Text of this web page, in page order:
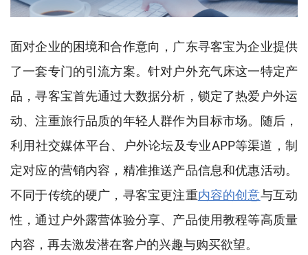
面对企业的困境和合作意向，广东寻客宝为企业提供
了一套专门的引流方案。 针对户外充气床这一特定产
品，寻客宝首先通过大数据分析，锁定了热爱户外运
动、注重旅行品质的年轻人群作为目标市场。随后，
利用社交媒体平台、户外论坛及专业APP等渠道，制
定对应的营销内容，精准推送产品信息和优惠活动。
不同于传统的硬广，寻客宝更注重内容的创意与互动
性，通过户外露营体验分享、产品使用教程等高质量
内容，再去激发潜在客户的兴趣与购买欲望。